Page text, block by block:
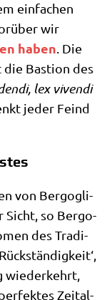
ein­fa­chen
wir
haben. Die
Basti­on des
lex viven­di
jeder Feind
von Berg­o­gli­
Sicht, so Berg­o­
des Tra­di­
wie­der­kehrt,
Zeit­al­